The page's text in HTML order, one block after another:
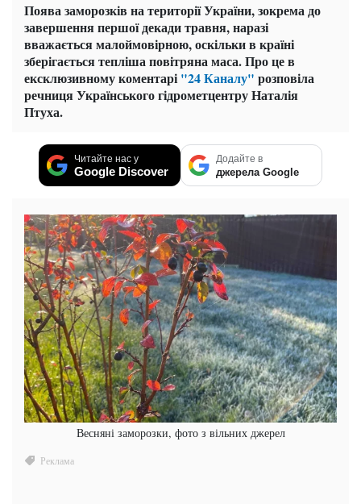
Поява заморозків на території України, зокрема до
завершення першої декади травня, наразі
вважається малоймовірною, оскільки в країні
зберігається тепліша повітряна маса. Про це в
ексклюзивному коментарі"24 Каналу" розповіла
речниця Українського гідрометцентру Наталія
Птуха.
Читайте нас у
Google Discover
Додайте в
джерела Google
Весняні заморозки, фото з вільних джерел